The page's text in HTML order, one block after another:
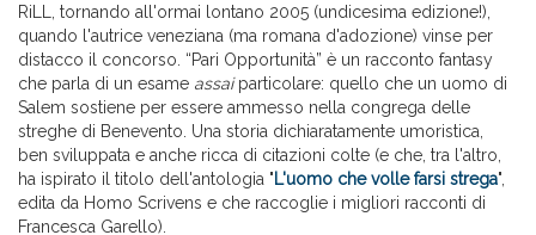
RiLL, tornando all'ormai lontano 2005 (undicesima edizione!),
quando l'autrice veneziana (ma romana d'adozione) vinse per
distacco il concorso. “Pari Opportunità” è un racconto fantasy
che parla di un esame assaiparticolare: quello che un uomo di
Salem sostiene per essere ammesso nella congrega delle
streghe di Benevento. Una storia dichiaratamente umoristica,
ben sviluppata e anche ricca di citazioni colte (e che, tra l'altro,
ha ispirato il titolo dell'antologia "L'uomo che volle farsi strega",
edita da Homo Scrivens e che raccoglie i migliori racconti di
Francesca Garello).